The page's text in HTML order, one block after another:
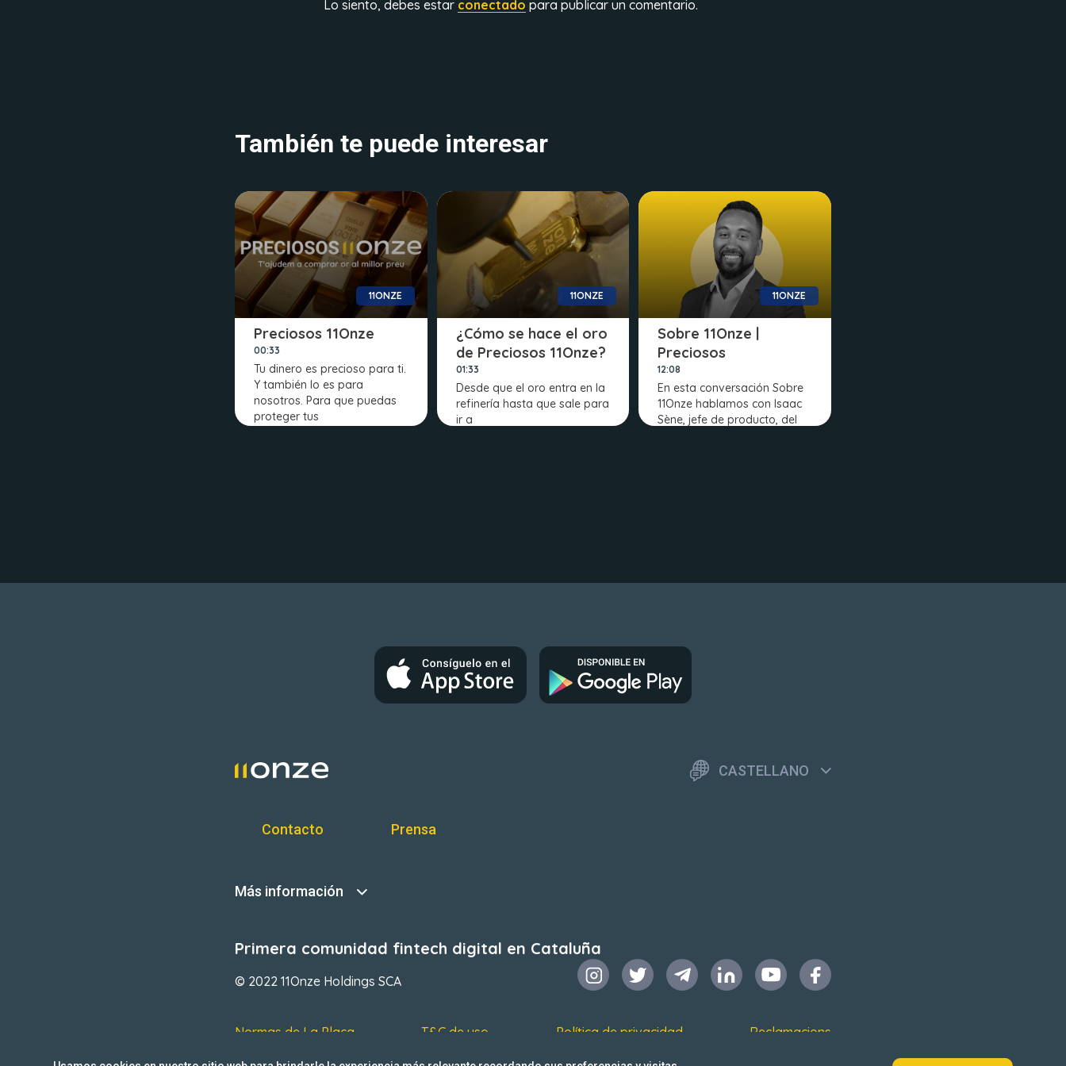
Lo siento, debes estar conectado para publicar un comentario.
También te puede interesar
11ONZE
Preciosos 11Onze
00:33
Tu dinero es precioso para ti.
Y también lo es para
nosotros. Para que puedas
proteger tus
11ONZE
¿Cómo se hace el oro
de Preciosos 11Onze?
01:33
Desde que el oro entra en la
refinería hasta que sale para
ir a
11ONZE
Sobre 11Onze |
Preciosos
12:08
En esta conversación Sobre
11Onze hablamos con Isaac
Sène, jefe de producto, del
CASTELLANO
Contacto Prensa
Más información
Primera comunidad fintech digital en Cataluña
© 2022 11Onze Holdings SCA
Normas de La Plaça T&C de uso Política de privacidad Reclamacions